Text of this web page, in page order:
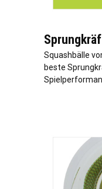
Squashbälle
beste